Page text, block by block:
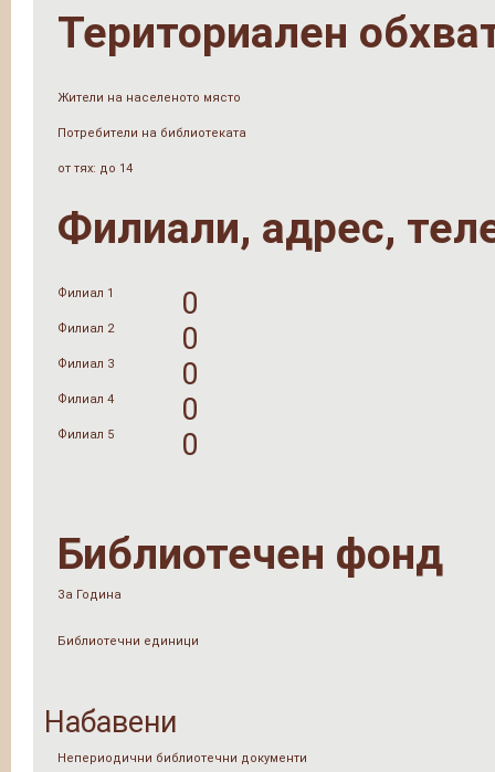
Териториален
Жители на населеното място
Потребители на библиотеката
от тях: до 14
Филиали, адрес,
Филиал 1 0
Филиал 2 0
Филиал 3 0
Филиал 4 0
Филиал 5 0
Библиотечен фонд
За Година
Библиотечни единици
Набавени
Непериодични библиотечни документи